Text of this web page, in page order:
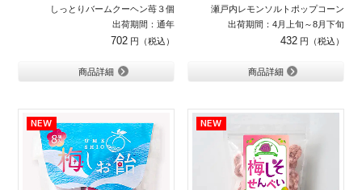
しっとりバームクーヘン苺３個
出荷期間：通年
702
商品詳細
瀬戸内レモンソルトポップコーン
出荷期間：4月上旬～8月下旬
432
商品詳細